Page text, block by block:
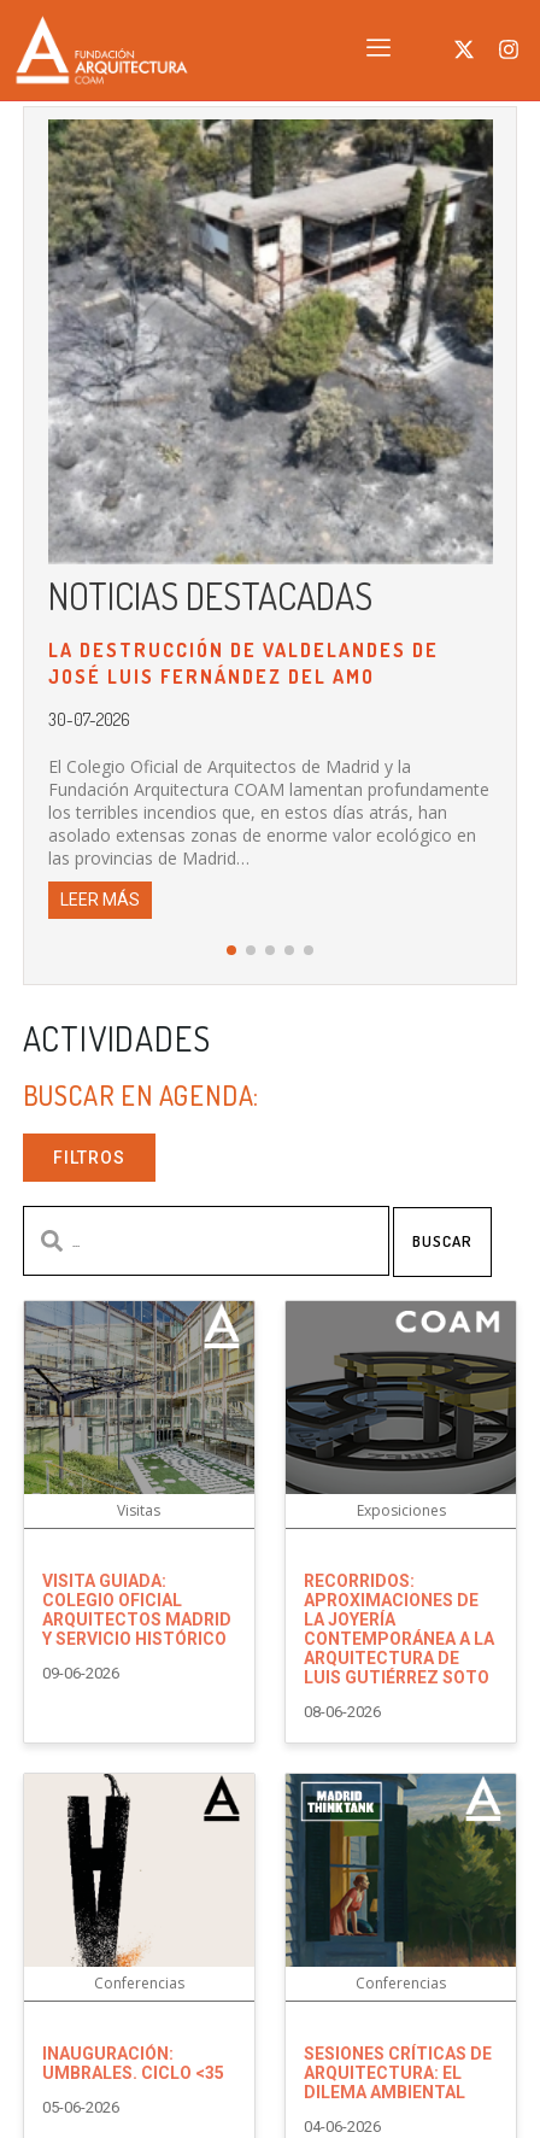
NOTICIAS DESTACADAS
LA DESTRUCCIÓN DE VALDELANDES DE
JOSÉ LUIS FERNÁNDEZ DEL AMO
30-07-2026
El Colegio Oficial de Arquitectos de Madrid y la
Fundación Arquitectura COAM lamentan profundamente
los terribles incendios que, en estos días atrás, han
asolado extensas zonas de enorme valor ecológico en
las provincias de Madrid…
LEER MÁS
ACTIVIDADES
BUSCAR EN AGENDA:
FILTROS
BUSCAR
Visitas
VISITA GUIADA:
COLEGIO OFICIAL
ARQUITECTOS MADRID
Y SERVICIO HISTÓRICO
09-06-2026
Exposiciones
RECORRIDOS:
APROXIMACIONES DE
LA JOYERÍA
CONTEMPORÁNEA A LA
ARQUITECTURA DE
LUIS GUTIÉRREZ SOTO
08-06-2026
Conferencias
INAUGURACIÓN:
UMBRALES. CICLO <35
05-06-2026
Conferencias
SESIONES CRÍTICAS DE
ARQUITECTURA: EL
DILEMA AMBIENTAL
04-06-2026